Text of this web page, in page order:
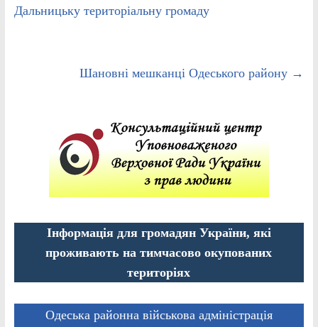
Дальницьку територіальну громаду
Шановні мешканці Одеського району →
Інформація для громадян України, які
проживають на тимчасово окупованих
територіях
Одеська районна військова адміністрація